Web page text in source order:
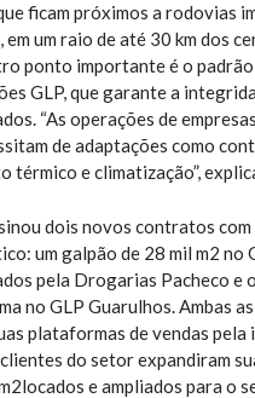
ficam próximos a rodovias
em um raio de até 30 km dos
ponto importante é o
GLP, que garante a
“As operações de
de adaptações como
térmico e climatização”,
dois novos contratos com
um galpão de 28 mil m2 no
pela Drogarias Pacheco e
no GLP Guarulhos. Ambas
plataformas de vendas pela
do setor expandiram
e ampliados para o